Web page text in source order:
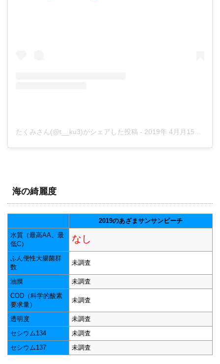
たくみさん(@t__ku3)がシェアした投稿 - 2019年 4月月15日午前12時39分PDT
海の綺麗度
2019のあざまサンサンビーチ
水質（最高AA、最
低C）
なし
ふん便性大腸菌群
数
未調査
油膜
未調査
COD（科学的酸素
要求量）
未調査
透明度
未調査
セシウム134
未調査
セシウム137
未調査